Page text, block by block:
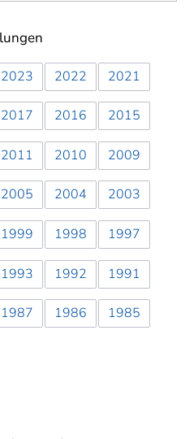
2023 2022 2021
2017 2016 2015
2011 2010 2009
2005 2004 2003
1999 1998 1997
1993 1992 1991
1987 1986 1985